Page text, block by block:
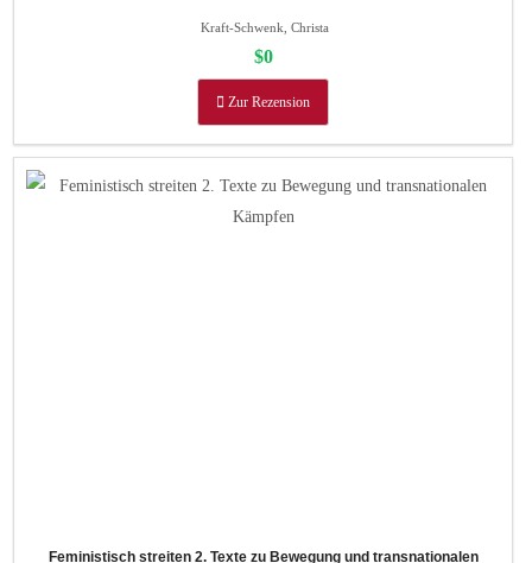
Kraft-Schwenk, Christa
$0
Zur Rezension
Feministisch streiten 2. Texte zu Bewegung und transnationalen